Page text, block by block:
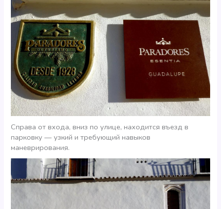
Справа от входа, вниз по улице, находится въезд в
парковку — узкий и требующий навыков
маневрирования.